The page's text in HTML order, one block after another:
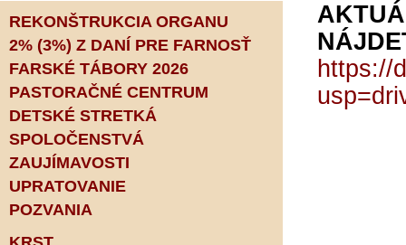
REKONŠTRUKCIA ORGANU
2% (3%) Z DANÍ PRE FARNOSŤ
FARSKÉ TÁBORY 2026
PASTORAČNÉ CENTRUM
DETSKÉ STRETKÁ
SPOLOČENSTVÁ
ZAUJÍMAVOSTI
UPRATOVANIE
POZVANIA
https://